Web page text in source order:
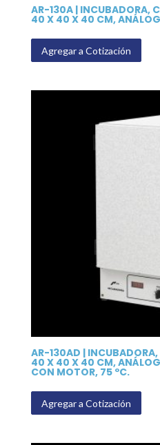
AR-130A | INCUBADORA,
40 X 40 X 40 CM,
Agregar a Cotización
AR-130AD |
40 X 40 X 40 CM,
CON MOTOR, 75 ºC.
Agregar a Cotización